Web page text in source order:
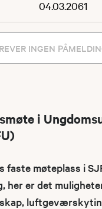
04.03.2061
INGEN
i
faste møteplass i
her er det